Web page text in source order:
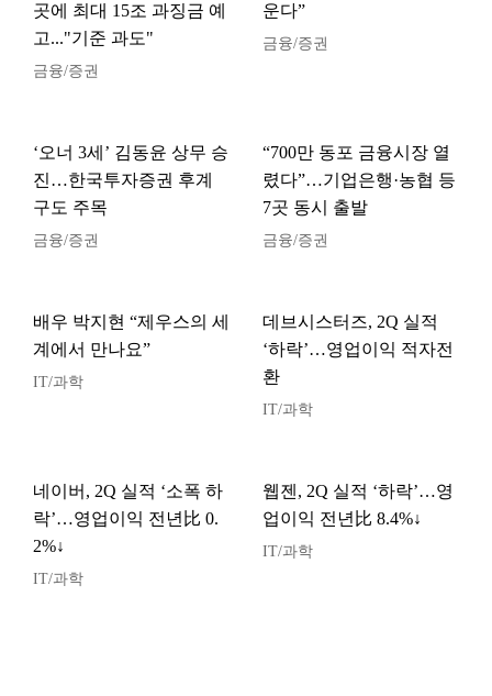
곳에 최대 15조 과징금 예
고..."기준 과도"
금융/증권
운다”
금융/증권
‘오너 3세’ 김동윤 상무 승
진…한국투자증권 후계
구도 주목
금융/증권
“700만 동포 금융시장 열
렸다”…기업은행·농협 등
7곳 동시 출발
금융/증권
배우 박지현 “제우스의 세
계에서 만나요”
IT/과학
데브시스터즈, 2Q 실적
‘하락’…영업이익 적자전
환
IT/과학
네이버, 2Q 실적 ‘소폭 하
락’…영업이익 전년比 0.
2%↓
IT/과학
웹젠, 2Q 실적 ‘하락’…영
업이익 전년比 8.4%↓
IT/과학